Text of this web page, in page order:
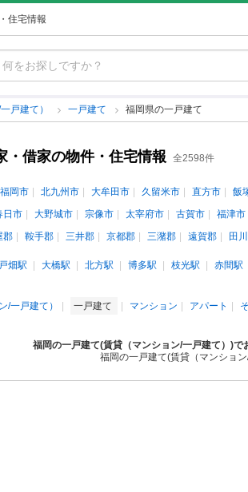
住宅情報
戸建て） 一戸建て 福岡県の一戸建て
・借家の物件・住宅情報 全2598件
福岡市 北九州市 大牟田市 久留米市 直方市 飯
日市 大野城市 宗像市 太宰府市 古賀市 福津市
郡 鞍手郡 三井郡 京都郡 三潴郡 遠賀郡 田
戸畑駅 大橋駅 北方駅 博多駅 枝光駅 赤間駅
/一戸建て） 一戸建て マンション アパート
福岡の一戸建て(賃貸（マンション/一戸建て）)
福岡の一戸建て(賃貸（マンショ